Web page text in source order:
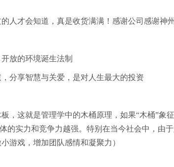
人才会知道，真是收货满满！感谢公司感谢神
放的环境诞生法制
分享智慧与关爱，是对人生最大的投资
，这就是管理学中的木桶原理，如果“木桶”象
的实力和竞争力越强。特别在当今社会中，由
游戏，增加团队感情和凝聚力）